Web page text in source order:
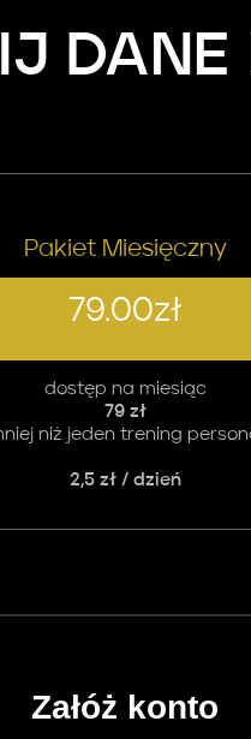
DANE
Pakiet Miesięczny
79.00zł
dostęp na miesiąc
79 zł
niż jeden trening
2,5 zł / dzień
Załóż konto